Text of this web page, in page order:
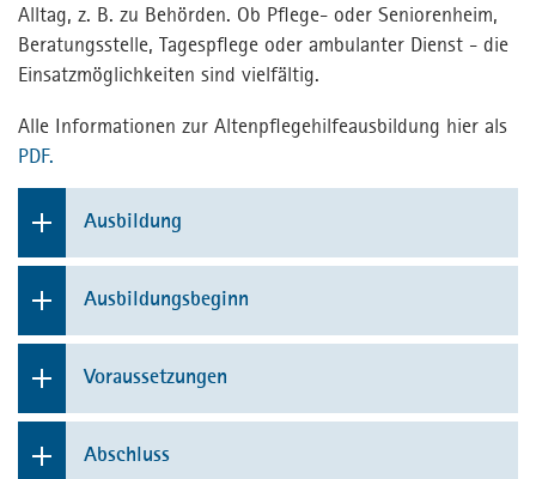
Alltag, z. B. zu Behörden. Ob Pflege- oder Seniorenheim,
Beratungsstelle, Tagespflege oder ambulanter Dienst - die
Einsatzmöglichkeiten sind vielfältig.
Alle Informationen zur Altenpflegehilfeausbildung hier als
PDF.
Ausbildung
Die Ausbildung dauert ein Jahr und besteht aus zwei
Teilen: Der theoretische Unterricht erfolgt in der
Altenpflegehilfeschule des Bildungszentrums
Der größere Teil der Ausbildung findet aber in der
Praxis in Pflegeeinrichtung oder einem ambulanten
Pflegedienst statt. Sie lernen, bei der Pflege,
Ausbildungsbeginn
1. Oktober
Voraussetzungen
Hauptschulabschluss
Abschluss